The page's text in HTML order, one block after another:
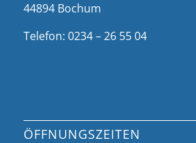
44894 Bochum
Telefon: 0234 – 26 55 04
ÖFFNUNGSZEITEN